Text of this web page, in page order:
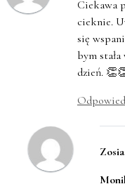
Ciekawa
cieknie.
się
bym
dzień.
Zosia